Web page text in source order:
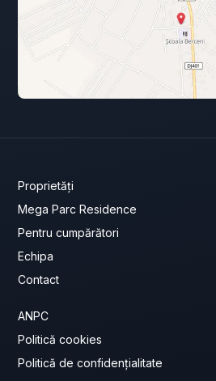
Proprietăți
Mega Parc Residence
Pentru cumpărători
Echipa
Contact
ANPC
Politică cookies
Politică de confidențialitate